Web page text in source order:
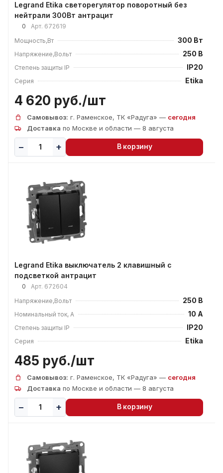
Legrand Etika светорегулятор поворотный без
нейтрали 300Вт антрацит
0 Арт. 672619
Мощность,Вт
300 Вт
Напряжение,Вольт 250 В
Степень защиты IP IP20
Серия Etika
4 620 руб./шт
Самовывоз: г. Раменское, ТК «Радуга» — сегодня
Доставка по Москве и области — 8 августа
В корзину
Legrand Etika выключатель 2 клавишный с
подсветкой антрацит
0 Арт. 672604
Напряжение,Вольт
250 В
Номинальный ток, А 10 А
Степень защиты IP IP20
Серия Etika
485 руб./шт
Самовывоз: г. Раменское, ТК «Радуга» — сегодня
Доставка по Москве и области — 8 августа
В корзину